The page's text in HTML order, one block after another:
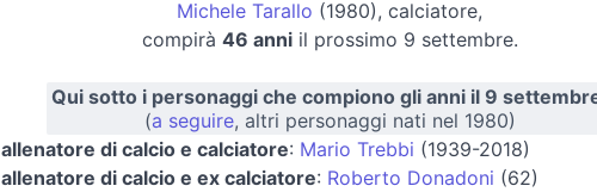
Michele Tarallo (1980), calciatore,
compirà 46 anniil prossimo 9 settembre.
Qui sotto i personaggi che compiono gli anni il 9
(a seguire, altri personaggi nati nel 1980)
allenatore di calcio e calciatore: Mario Trebbi (1939-2018)
allenatore di calcio e ex calciatore: Roberto Donadoni (62)